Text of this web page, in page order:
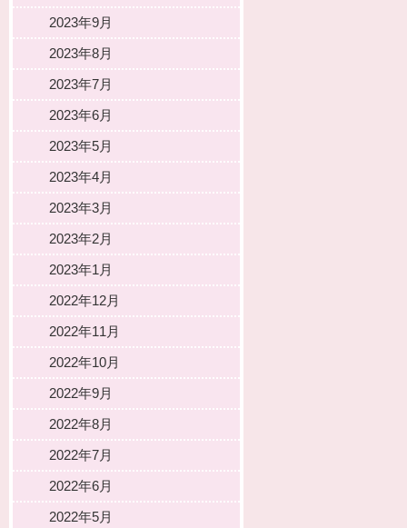
2023年9月
2023年8月
2023年7月
2023年6月
2023年5月
2023年4月
2023年3月
2023年2月
2023年1月
2022年12月
2022年11月
2022年10月
2022年9月
2022年8月
2022年7月
2022年6月
2022年5月